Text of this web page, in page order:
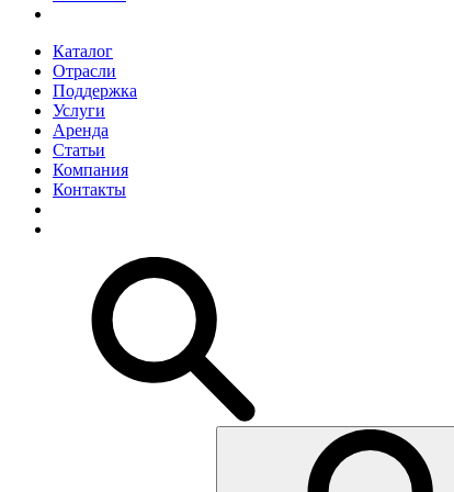
Каталог
Отрасли
Поддержка
Услуги
Аренда
Статьи
Компания
Контакты